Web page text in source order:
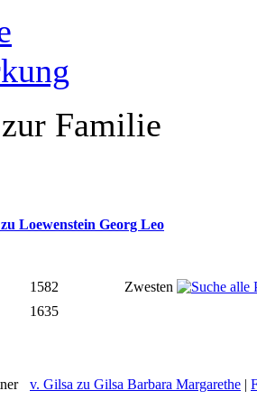
Familie
Loewenstein Georg Leo
1582
Zwesten
1635
v. Gilsa zu Gilsa Barbara Margarethe |